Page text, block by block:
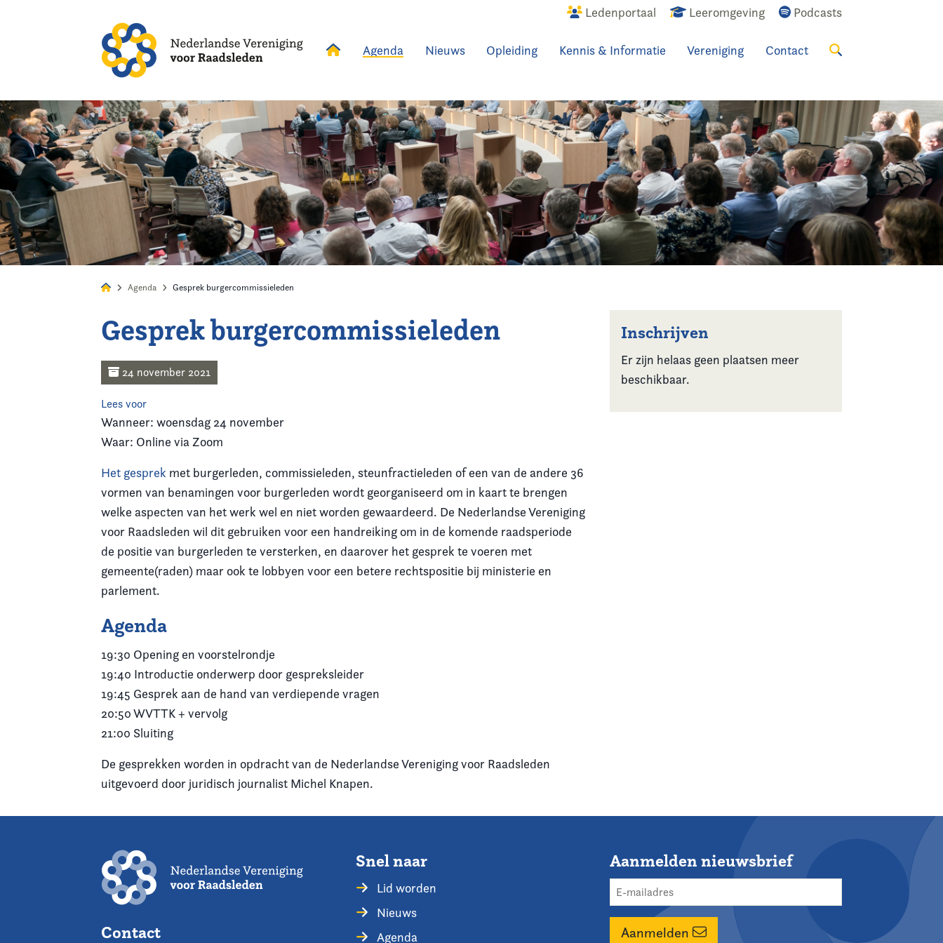
Ledenportaal Leeromgeving Podcasts
Agenda Nieuws Opleiding Kennis & Informatie Vereniging Contact
Alles Nieuws Agenda Raadslid
Kennis & Informatie
Agenda Gesprek burgercommissieleden
Gesprek burgercommissieleden
24 november 2021
Lees voor
Wanneer: woensdag 24 november
Waar: Online via Zoom
Het gesprek met burgerleden, commissieleden, steunfractieleden of een van de andere 36
vormen van benamingen voor burgerleden wordt georganiseerd om in kaart te brengen
welke aspecten van het werk wel en niet worden gewaardeerd. De Nederlandse Vereniging
voor Raadsleden wil dit gebruiken voor een handreiking om in de komende raadsperiode
de positie van burgerleden te versterken, en daarover het gesprek te voeren met
gemeente(raden) maar ook te lobbyen voor een betere rechtspositie bij ministerie en
parlement.
Agenda
19:30 Opening en voorstelrondje
19:40 Introductie onderwerp door gespreksleider
19:45 Gesprek aan de hand van verdiepende vragen
20:50 WVTTK + vervolg
21:00 Sluiting
De gesprekken worden in opdracht van de Nederlandse Vereniging voor Raadsleden
uitgevoerd door juridisch journalist Michel Knapen.
Inschrijven
Er zijn helaas geen plaatsen meer
beschikbaar.
Contact
Snel naar
Lid worden
Nieuws
Agenda
Aanmelden nieuwsbrief
Aanmelden